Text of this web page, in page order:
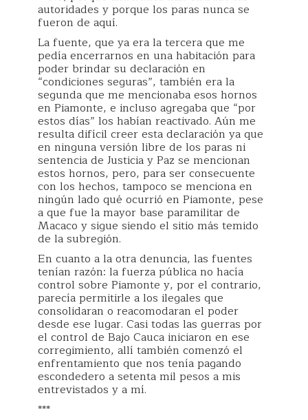
autoridades y porque los paras nunca se
fueron de aquí.
La fuente, que ya era la tercera que me
pedía encerrarnos en una habitación para
poder brindar su declaración en
“condiciones seguras”, también era la
segunda que me mencionaba esos hornos
en Piamonte, e incluso agregaba que “por
estos días” los habían reactivado. Aún me
resulta difícil creer esta declaración ya que
en ninguna versión libre de los paras ni
sentencia de Justicia y Paz se mencionan
estos hornos, pero, para ser consecuente
con los hechos, tampoco se menciona en
ningún lado qué ocurrió en Piamonte, pese
a que fue la mayor base paramilitar de
Macaco y sigue siendo el sitio más temido
de la subregión.
En cuanto a la otra denuncia, las fuentes
tenían razón: la fuerza pública no hacía
control sobre Piamonte y, por el contrario,
parecía permitirle a los ilegales que
consolidaran o reacomodaran el poder
desde ese lugar. Casi todas las guerras por
el control de Bajo Cauca iniciaron en ese
corregimiento, allí también comenzó el
enfrentamiento que nos tenía pagando
escondedero a setenta mil pesos a mis
entrevistados y a mí.
***